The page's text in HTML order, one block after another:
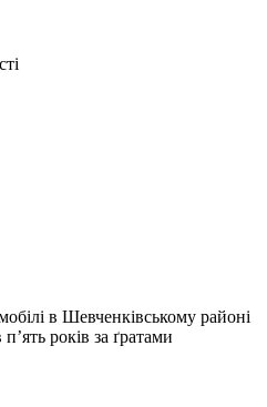
в Шевченківському районі
років за ґратами